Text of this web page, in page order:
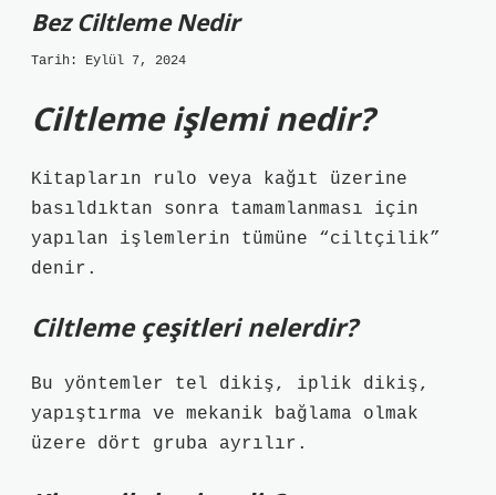
Bez Ciltleme Nedir
Tarih: Eylül 7, 2024
Ciltleme işlemi nedir?
Kitapların rulo veya kağıt üzerine
basıldıktan sonra tamamlanması için
yapılan işlemlerin tümüne “ciltçilik”
denir.
Ciltleme çeşitleri nelerdir?
Bu yöntemler tel dikiş, iplik dikiş,
yapıştırma ve mekanik bağlama olmak
üzere dört gruba ayrılır.